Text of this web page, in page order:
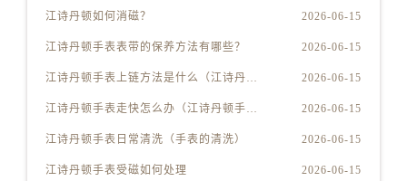
江西省南昌市红谷滩新区红谷中大道998号绿地双子塔（中央广场）A1座办公楼14层1407室江诗丹顿售后服务中心（需提前预约）
江诗丹顿如何消磁？ 2026-06-15
江诗丹顿手表表带的保养方法有哪些？ 2026-06-15
江诗丹顿手表上链方法是什么（江诗丹顿怎么给手表上链） 2026-06-15
江诗丹顿手表走快怎么办（江诗丹顿手表走快什么原因） 2026-06-15
江诗丹顿手表日常清洗（手表的清洗） 2026-06-15
江诗丹顿手表受磁如何处理 2026-06-15